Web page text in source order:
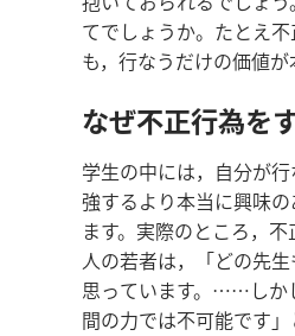
てでしょうか。たとえ
も，行なうだけの価値が
なぜ不正行為を
学生の中には，自分が
強するより本当に興味
ます。実際のところ，
人の若者は，「どの先
思っています。……しか
間の力では不可能です」